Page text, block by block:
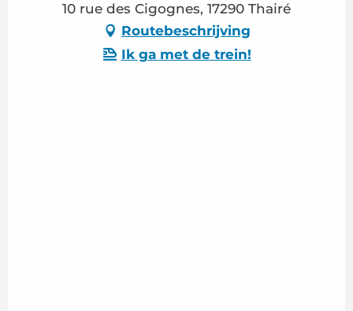
10 rue des Cigognes, 17290 Thairé
Routebeschrijving
Ik ga met de trein!